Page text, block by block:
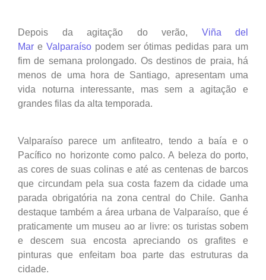
Depois da agitação do verão, Viña del
Mar e Valparaísopodem ser ótimas pedidas para um
fim de semana prolongado. Os destinos de praia, há
menos de uma hora de Santiago, apresentam uma
vida noturna interessante, mas sem a agitação e
grandes filas da alta temporada.
Valparaíso parece um anfiteatro, tendo a baía e o
Pacífico no horizonte como palco. A beleza do porto,
as cores de suas colinas e até as centenas de barcos
que circundam pela sua costa fazem da cidade uma
parada obrigatória na zona central do Chile. Ganha
destaque também a área urbana de Valparaíso, que é
praticamente um museu ao ar livre: os turistas sobem
e descem sua encosta apreciando os grafites e
pinturas que enfeitam boa parte das estruturas da
cidade.